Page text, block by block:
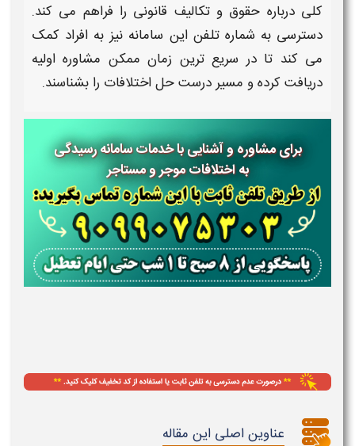
کلی درباره حقوق و تکالیف قانونی را فراهم می کند.
دسترسی به شماره تلفن این سامانه نیز به افراد کمک
می کند تا در سریع ترین زمان ممکن مشاوره اولیه
دریافت کرده و مسیر درست حلاختلافات را بشناسند.
برای مشاوره و آشنایی با خدمات سامانه رسیدگی
به اختلافات موجر و مستاجر
عناوین اصلی این مقاله